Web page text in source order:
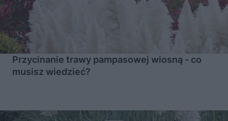
Przycinanie trawy pampasowej wiosną - co
musisz wiedzieć?